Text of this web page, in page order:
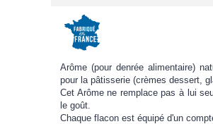
Arôme (pour denrée alimentaire)
pour la pâtisserie (crèmes dessert,
Cet Arôme ne remplace pas à lui
le goût.
Chaque flacon est équipé d'un